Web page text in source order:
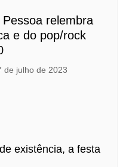
relembra
e do pop/rock
de julho de 2023
existência, a festa